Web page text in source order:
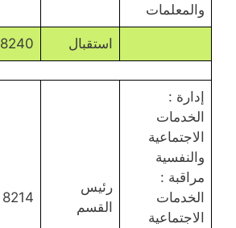
والمعلمات
استقبال 8240
إدارة :
الخدمات
الاجتماعية
والنفسية
مراقبة :
الخدمات
الاجتماعية
رئيس
القسم
8214